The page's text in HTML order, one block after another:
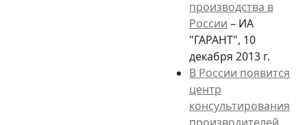
производства в
России – ИА
"ГАРАНТ", 10
декабря 2013 г.
В России появится
центр
консультирования